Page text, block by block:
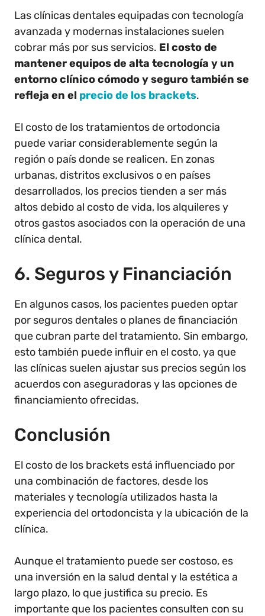
Las clínicas dentales equipadas con tecnología
avanzada y modernas instalaciones suelen
cobrar más por sus servicios. El costo de
mantener equipos de alta tecnología y un
entorno clínico cómodo y seguro también se
refleja en el precio de los brackets.
El costo de los tratamientos de ortodoncia
puede variar considerablemente según la
región o país donde se realicen. En zonas
urbanas, distritos exclusivos o en países
desarrollados, los precios tienden a ser más
altos debido al costo de vida, los alquileres y
otros gastos asociados con la operación de una
clínica dental.
6. Seguros y Financiación
En algunos casos, los pacientes pueden optar
por seguros dentales o planes de financiación
que cubran parte del tratamiento. Sin embargo,
esto también puede influir en el costo, ya que
las clínicas suelen ajustar sus precios según los
acuerdos con aseguradoras y las opciones de
financiamiento ofrecidas.
Conclusión
El costo de los brackets está influenciado por
una combinación de factores, desde los
materiales y tecnología utilizados hasta la
experiencia del ortodoncista y la ubicación de la
clínica.
Aunque el tratamiento puede ser costoso, es
una inversión en la salud dental y la estética a
largo plazo, lo que justifica su precio. Es
importante que los pacientes consulten con su